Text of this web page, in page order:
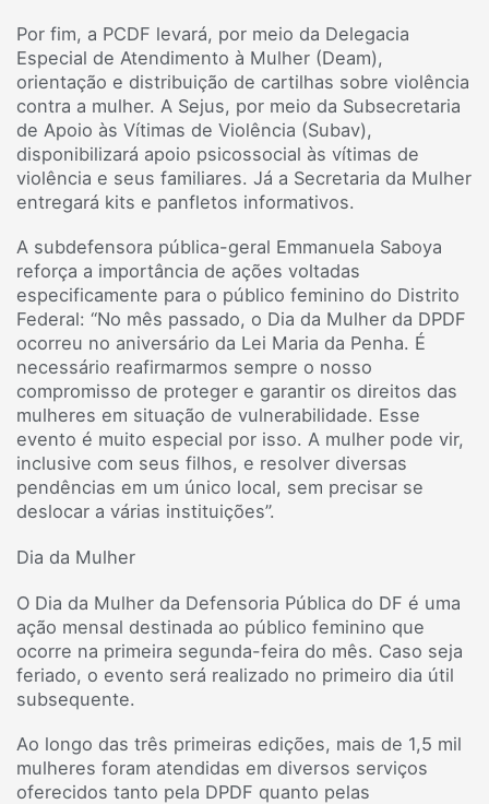
Por fim, a PCDF levará, por meio da Delegacia
Especial de Atendimento à Mulher (Deam),
orientação e distribuição de cartilhas sobre violência
contra a mulher. A Sejus, por meio da Subsecretaria
de Apoio às Vítimas de Violência (Subav),
disponibilizará apoio psicossocial às vítimas de
violência e seus familiares. Já a Secretaria da Mulher
entregará kits e panfletos informativos.
A subdefensora pública-geral Emmanuela Saboya
reforça a importância de ações voltadas
especificamente para o público feminino do Distrito
Federal: “No mês passado, o Dia da Mulher da DPDF
ocorreu no aniversário da Lei Maria da Penha. É
necessário reafirmarmos sempre o nosso
compromisso de proteger e garantir os direitos das
mulheres em situação de vulnerabilidade. Esse
evento é muito especial por isso. A mulher pode vir,
inclusive com seus filhos, e resolver diversas
pendências em um único local, sem precisar se
deslocar a várias instituições”.
Dia da Mulher
O Dia da Mulher da Defensoria Pública do DF é uma
ação mensal destinada ao público feminino que
ocorre na primeira segunda-feira do mês. Caso seja
feriado, o evento será realizado no primeiro dia útil
subsequente.
Ao longo das três primeiras edições, mais de 1,5 mil
mulheres foram atendidas em diversos serviços
oferecidos tanto pela DPDF quanto pelas